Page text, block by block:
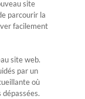
site
parcourir la
facilement
site web.
par un
où